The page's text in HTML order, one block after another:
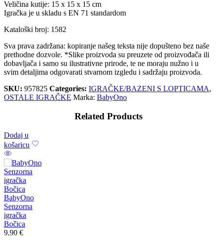
Veličina kutije: 15 x 15 x 15 cm
Igračka je u skladu s EN 71 standardom
Kataloški broj: 1582
Sva prava zadržana: kopiranje našeg teksta nije dopušteno bez naše
prethodne dozvole. *Slike proizvoda su preuzete od proizvođača ili
dobavljača i samo su ilustrativne prirode, te ne moraju nužno i u
svim detaljima odgovarati stvarnom izgledu i sadržaju proizvoda.
SKU: 957825 Categories: IGRAČKE/BAZENI S LOPTICAMA,
OSTALE IGRAČKE Marka: BabyOno
Related Products
Dodaj u
košaricu
BabyOno
Senzorna
igračka
Bočica
9.90 €